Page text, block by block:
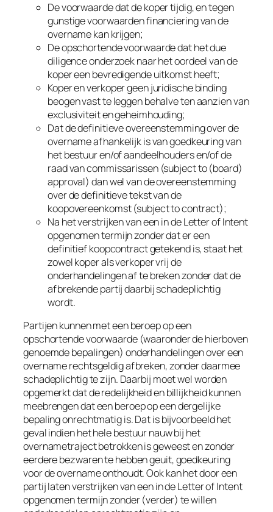
De voorwaarde dat de koper tijdig, en tegen
gunstige voorwaarden financiering van de
overname kan krijgen;
De opschortende voorwaarde dat het due
diligence onderzoek naar het oordeel van de
koper een bevredigende uitkomst heeft;
Koper en verkoper geen juridische binding
beogen vast te leggen behalve ten aanzien van
exclusiviteit en geheimhouding;
Dat de definitieve overeenstemming over de
overname afhankelijk is van goedkeuring van
het bestuur en/of aandeelhouders en/of de
raad van commissarissen (subject to (board)
approval) dan wel van de overeenstemming
over de definitieve tekst van de
koopovereenkomst (subject to contract);
Na het verstrijken van een in de Letter of Intent
opgenomen termijn zonder dat er een
definitief koopcontract getekend is, staat het
zowel koper als verkoper vrij de
onderhandelingen af te breken zonder dat de
afbrekende partij daarbij schadeplichtig
wordt.
Partijen kunnen met een beroep op een
opschortende voorwaarde (waaronder de hierboven
genoemde bepalingen) onderhandelingen over een
overname rechtsgeldig afbreken, zonder daarmee
schadeplichtig te zijn. Daarbij moet wel worden
opgemerkt dat de redelijkheid en billijkheid kunnen
meebrengen dat een beroep op een dergelijke
bepaling onrechtmatig is. Dat is bijvoorbeeld het
geval indien het hele bestuur nauw bij het
overnametraject betrokken is geweest en zonder
eerdere bezwaren te hebben geuit, goedkeuring
voor de overname onthoudt. Ook kan het door een
partij laten verstrijken van een in de Letter of Intent
opgenomen termijn zonder (verder) te willen